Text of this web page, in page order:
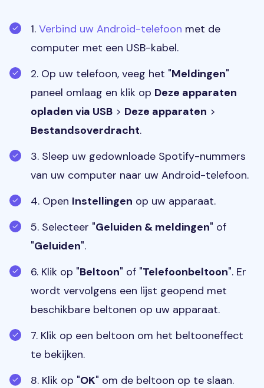
1. Verbind uw Android-telefoon met de
computer met een USB-kabel.
2. Op uw telefoon, veeg het "Meldingen"
paneel omlaag en klik op Deze apparaten
opladen via USB > Deze apparaten >
Bestandsoverdracht.
3. Sleep uw gedownloade Spotify-nummers
van uw computer naar uw Android-telefoon.
4. Open Instellingen op uw apparaat.
5. Selecteer "Geluiden & meldingen" of
"Geluiden".
6. Klik op "Beltoon" of "Telefoonbeltoon". Er
wordt vervolgens een lijst geopend met
beschikbare beltonen op uw apparaat.
7. Klik op een beltoon om het beltooneffect
te bekijken.
8. Klik op "OK" om de beltoon op te slaan.